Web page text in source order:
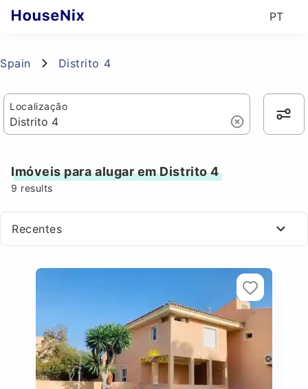
PT
Spain Distrito 4
Localização
Imóveis para alugar em Distrito 4
9 results
Recentes